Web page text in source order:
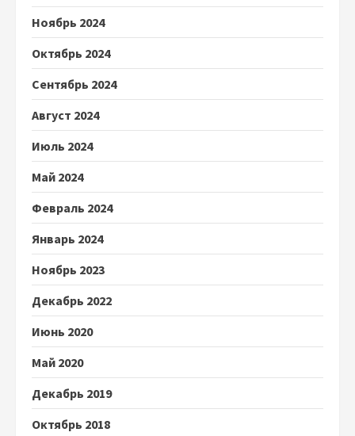
Ноябрь 2024
Октябрь 2024
Сентябрь 2024
Август 2024
Июль 2024
Май 2024
Февраль 2024
Январь 2024
Ноябрь 2023
Декабрь 2022
Июнь 2020
Май 2020
Декабрь 2019
Октябрь 2018